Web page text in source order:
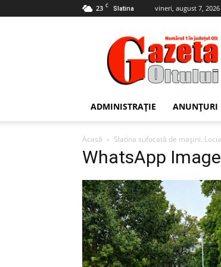
23 C Slatina vineri, august 7, 2026
Gazeta
Oltului
ADMINISTRAȚIE ANUNȚURI
Acasă Slatina sufocată de mașini.
WhatsApp